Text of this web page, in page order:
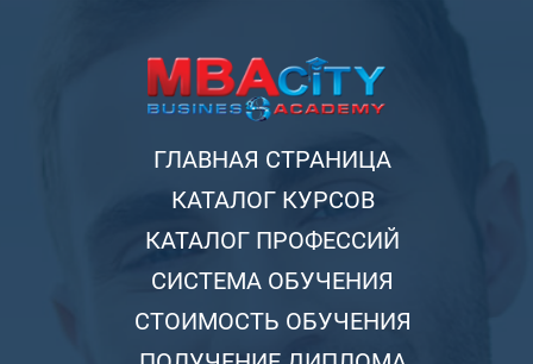
ГЛАВНАЯ СТРАНИЦА
КАТАЛОГ КУРСОВ
КАТАЛОГ ПРОФЕССИЙ
СИСТЕМА ОБУЧЕНИЯ
СТОИМОСТЬ ОБУЧЕНИЯ